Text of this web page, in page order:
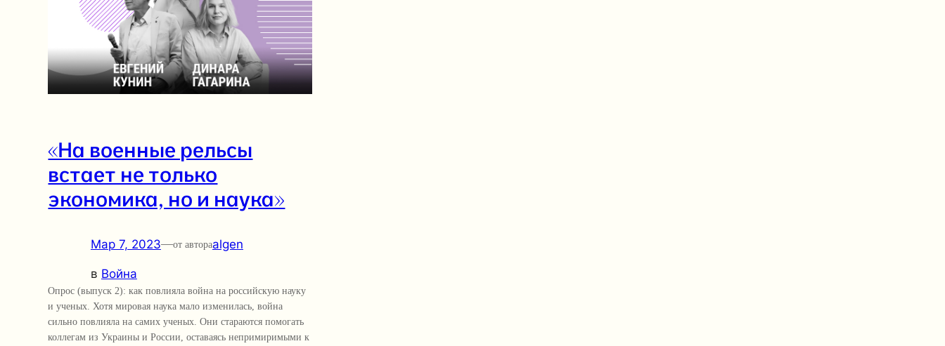
«На военные рельсы
встает не только
экономика, но и наука»
Мар 7, 2023—от автораalgen
в Война
Опрос (выпуск 2): как повлияла война на российскую науку
и ученых. Хотя мировая наука мало изменилась, война
сильно повлияла на самих ученых. Они стараются помогать
коллегам из Украины и России, оставаясь непримиримыми к